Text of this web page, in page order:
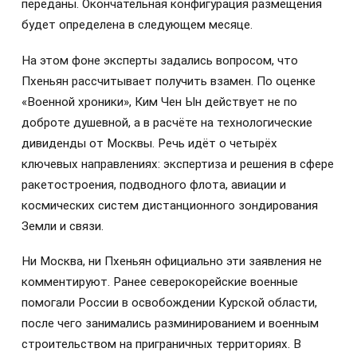
переданы. Окончательная конфигурация размещения
будет определена в следующем месяце.
На этом фоне эксперты задались вопросом, что
Пхеньян рассчитывает получить взамен. По оценке
«Военной хроники», Ким Чен Ын действует не по
доброте душевной, а в расчёте на технологические
дивиденды от Москвы. Речь идёт о четырёх
ключевых направлениях: экспертиза и решения в сфере
ракетостроения, подводного флота, авиации и
космических систем дистанционного зондирования
Земли и связи.
Ни Москва, ни Пхеньян официально эти заявления не
комментируют. Ранее северокорейские военные
помогали России в освобождении Курской области,
после чего занимались разминированием и военным
строительством на приграничных территориях. В